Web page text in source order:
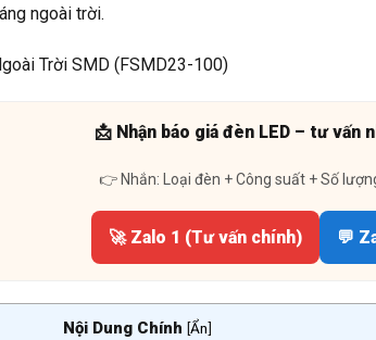
ngoài trời.
📩 Nhận báo giá đèn LED – tư vấn
👉 Nhắn: Loại đèn + Công suất + Số
🚀 Zalo 1 (Tư vấn chính) 💬
Nội Dung Chính [Ẩn]